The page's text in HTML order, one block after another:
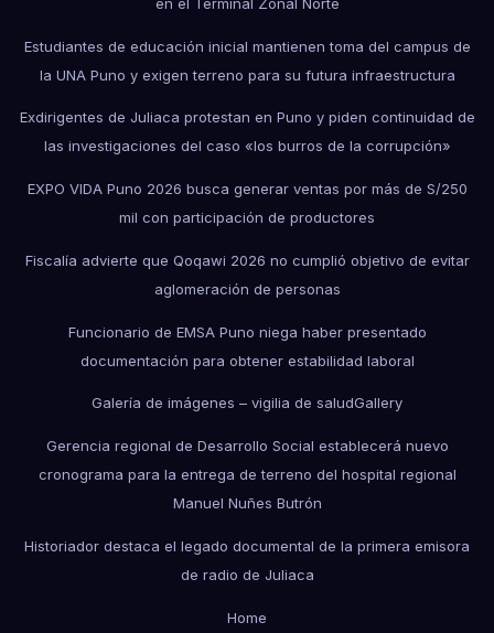
Estudiantes de educación inicial mantienen toma del campus de
la UNA Puno y exigen terreno para su futura infraestructura
Exdirigentes de Juliaca protestan en Puno y piden continuidad de
las investigaciones del caso «los burros de la corrupción»
EXPO VIDA Puno 2026 busca generar ventas por más de S/250
mil con participación de productores
Fiscalía advierte que Qoqawi 2026 no cumplió objetivo de evitar
aglomeración de personas
Funcionario de EMSA Puno niega haber presentado
documentación para obtener estabilidad laboral
Galería de imágenes – vigilia de saludGallery
Gerencia regional de Desarrollo Social establecerá nuevo
cronograma para la entrega de terreno del hospital regional
Manuel Nuñes Butrón
Historiador destaca el legado documental de la primera emisora
de radio de Juliaca
Home